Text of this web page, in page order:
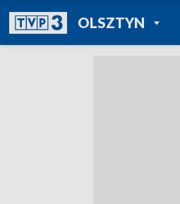
OLSZTYNPOWRÓT DO
TVP REGIONY